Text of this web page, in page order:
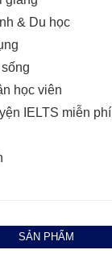
& Du học
học viên
IELTS miễn phí
SẢN PHẨM